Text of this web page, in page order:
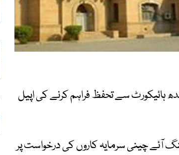
ہائیکورٹ سے تحفظ فراہم کرنے کی اپیل
آئے چینی سرمایہ کاروں کی درخواست پر